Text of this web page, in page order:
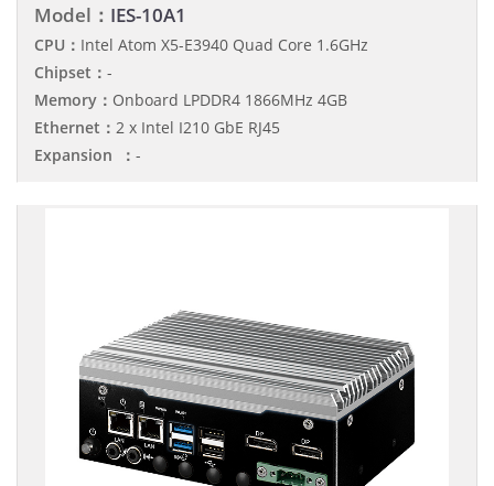
Model： IES-10A1
CPU： Intel Atom X5-E3940 Quad Core 1.6GHz
Chipset： -
Memory： Onboard LPDDR4 1866MHz 4GB
Ethernet： 2 x Intel I210 GbE RJ45
Expansion ： -